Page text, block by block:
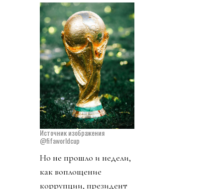
Источник изображения
@fifaworldcup
Но не прошло и недели,
как воплощение
коррупции, президент